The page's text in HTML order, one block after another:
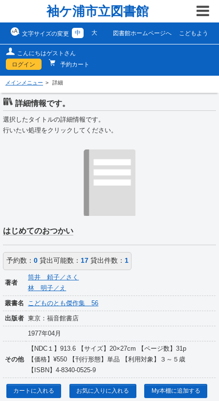
袖ケ浦市立図書館
文字サイズの変更 中 大 図書館ホームページへ こどもよう
こんにちはゲストさん
ログイン
予約カート
メインメニュー 詳細
詳細情報です。
選択したタイトルの詳細情報です。
行いたい処理をクリックしてください。
はじめてのおつかい
予約数： 0貸出可能数： 17貸出件数： 1
著者
筒井 頼子／さく
林 明子／え
叢書名 こどものとも傑作集 56
出版者 東京：福音館書店
1977年04月
その他
【NDC１】913.6 【サイズ】20×27cm 【ページ数】31p
【価格】¥550 【刊行形態】単品 【利用対象】３～５歳
【ISBN】4-8340-0525-9
カートに入れる お気に入りに入れる My本棚に追加する